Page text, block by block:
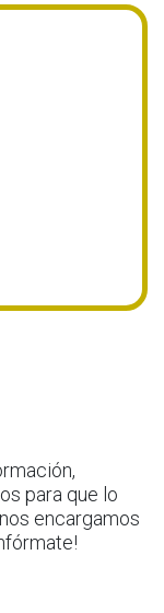
para que lo
encargamos